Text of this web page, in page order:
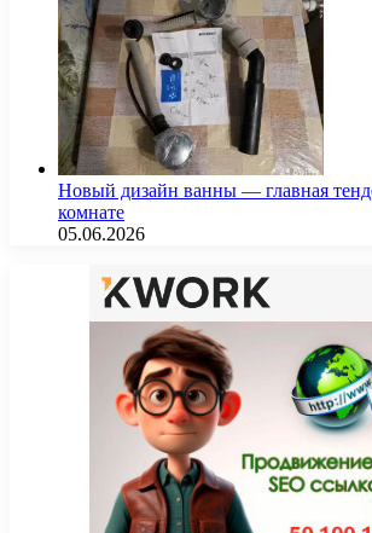
Новый дизайн ванны — главная
комнате
05.06.2026